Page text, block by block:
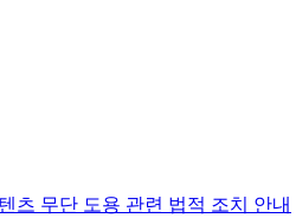
츠 무단 도용 관련 법적 조치 안내